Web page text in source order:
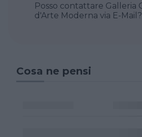
Posso contattare Galleria Civica
d'Arte Moderna via E-Mail?
Cosa ne pensi